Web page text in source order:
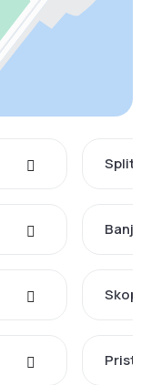
Split -
Banja